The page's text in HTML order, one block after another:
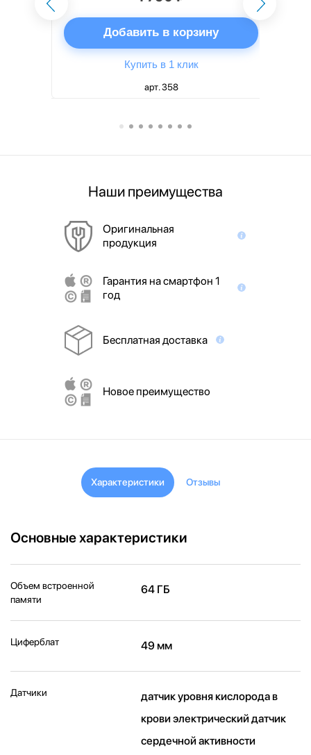
Добавить в корзину
Купить в 1 клик
арт. 358
Наши преимущества
Оригинальная
продукция
Гарантия на смартфон 1
год
Бесплатная доставка
Новое преимущество
Характеристики Отзывы
Основные характеристики
Объем встроенной
памяти
64 ГБ
Циферблат 49 мм
Датчики
датчик уровня кислорода в
крови электрический датчик
сердечной активности